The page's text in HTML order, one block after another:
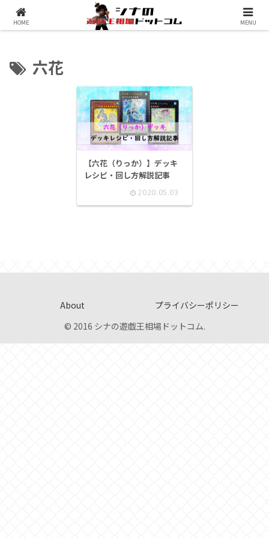
シナコムについて
六花
【六花（りっか）】デッキ
レシピ・回し方解説記事
2020.05.03
About
プライバシーポリシー
© 2016 シナの遊戯王相場ドットコム.
HOME MENU